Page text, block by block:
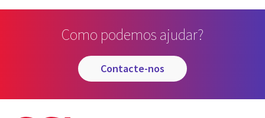
Como podemos ajudar?
contacte-nos